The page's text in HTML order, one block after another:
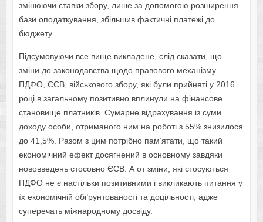
змінюючи ставки збору, лише за допомогою розширення
бази оподаткування, збільшив фактичні платежі до
бюджету.
Підсумовуючи все вище викладене, слід сказати, що
зміни до законодавства щодо правового механізму
ПДФО, ЄСВ, військового збору, які були прийняті у 2016
році в загальному позитивно вплинули на фінансове
становище платників. Сумарне відрахування із суми
доходу особи, отриманого ним на роботі з 55% знизилося
до 41,5%. Разом з цим потрібно пам’ятати, що такий
економічний ефект досягнений в основному завдяки
нововведень стосовно ЄСВ. А от зміни, які стосуються
ПДФО не є настільки позитивними і викликають питання у
їх економічній обґрунтованості та доцільності, адже
суперечать міжнародному досвіду.